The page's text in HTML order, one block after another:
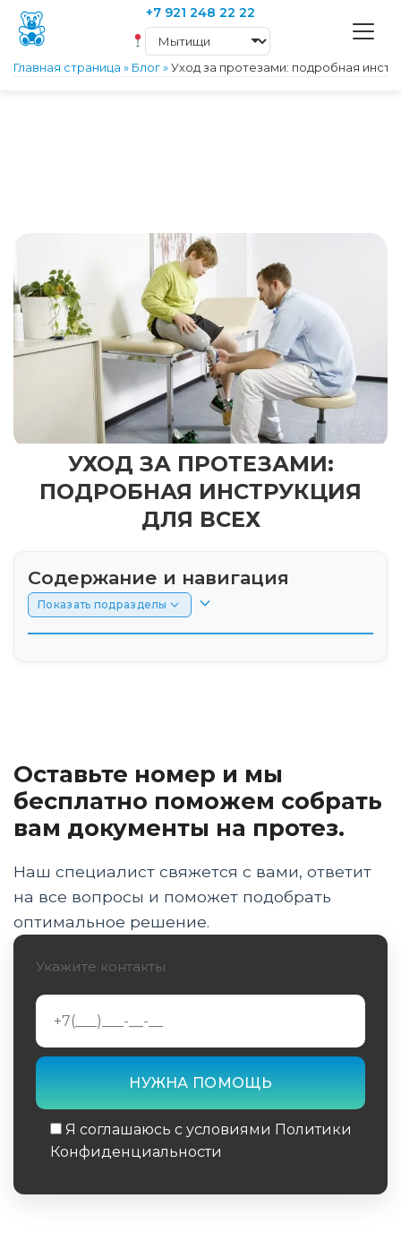
+7 921 248 22 22
Главная страница » Блог»Уход за протезами: подробная
УХОД ЗА ПРОТЕЗАМИ:
ПОДРОБНАЯ ИНСТРУКЦИЯ
ДЛЯ ВСЕХ
Содержание и навигация
Показать подразделы
Уход за различными типами протезов
Протезы голени и бедра
Протезы стопы
Уход за культей
Уход за дополнительными аксессуарами
Когда обращаться к специалисту
Уход за протезами у детей
Оставьте номер и мы
бесплатно поможем собрать
вам документы на протез.
Наш специалист свяжется с вами, ответит
на все вопросы и поможет подобрать
оптимальное решение.
Укажите контакты
Я соглашаюсь с условиями Политики
Конфиденциальности